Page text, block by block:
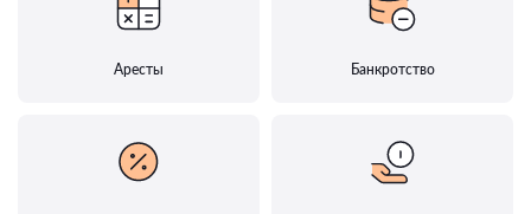
Аресты Банкротство